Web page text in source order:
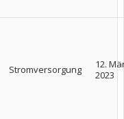
Stromversorgung
12.
2023